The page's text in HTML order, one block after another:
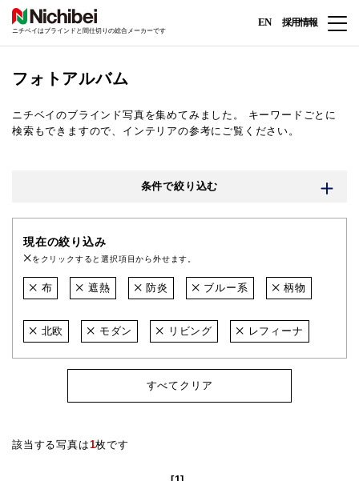
ニチベイはブラインドと間仕切りの総合メーカーです
EN 採用情報
フォトアルバム
ニチベイのブラインド写真を集めてみました。
キーワードごとに
検索もできますので、インテリアの参考にご覧ください。
条件で絞り込む
現在の絞り込み
をクリックすると選択項目から外せます。
布 遮熱 防炎 ブルー系 柄物
北欧 モダン リビング レフィーナ
すべてクリア
該当する写真は1枚です